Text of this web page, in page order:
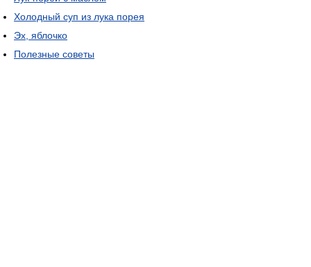
Холодный суп из лука порея
Эх, яблочко
Полезные советы